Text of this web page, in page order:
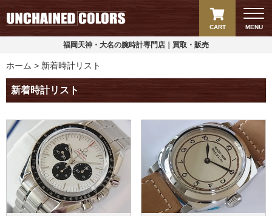
MENU
CART
福岡天神・大名の腕時計専門店｜買取・販売
ホーム 新着時計リスト
新着時計リスト